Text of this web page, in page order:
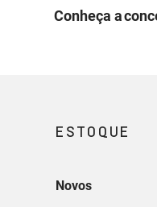
Conheça a